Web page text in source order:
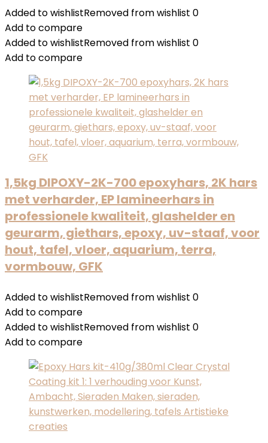
Added to wishlistRemoved from wishlist 0
Add to compare
Added to wishlistRemoved from wishlist 0
Add to compare
1,5kg DIPOXY-2K-700 epoxyhars, 2K hars
met verharder, EP lamineerhars in
professionele kwaliteit, glashelder en
geurarm, giethars, epoxy, uv-staaf, voor
hout, tafel, vloer, aquarium, terra,
vormbouw, GFK
Added to wishlistRemoved from wishlist 0
Add to compare
Added to wishlistRemoved from wishlist 0
Add to compare